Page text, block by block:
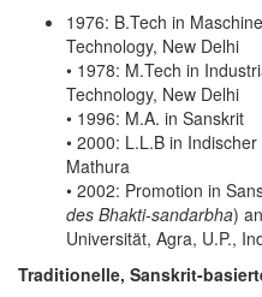
1976: B.Tech in
Technology, New Delhi
• 1978: M.Tech in
Technology, New Delhi
• 1996: M.A. in Sanskrit
• 2000: L.L.B in
Mathura
• 2002: Promotion in
des Bhakti-sandarbha)
Universität, Agra, U.P.,
Traditionelle, Sanskrit-